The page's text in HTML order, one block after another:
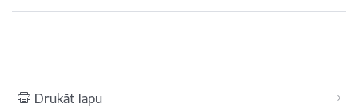
Drukāt lapu